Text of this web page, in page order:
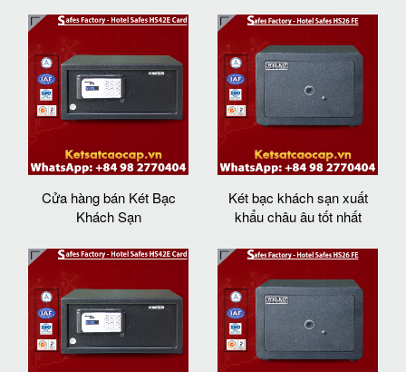
Cửa hàng bán Két Bạc
Khách Sạn
Két bạc khách sạn xuất
khẩu châu âu tốt nhất